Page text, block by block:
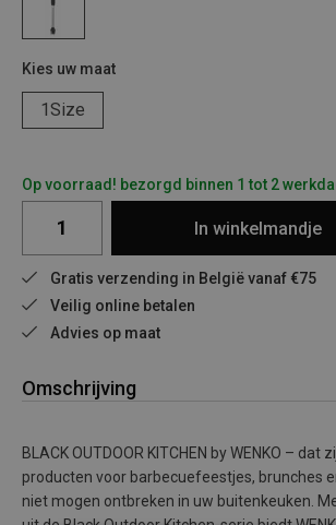
Kies uw maat
1Size
Op voorraad! bezorgd binnen 1 tot 2
In winkelmandje
Gratis verzending in België vanaf €75
Veilig online betalen
Advies op maat
Omschrijving
BLACK OUTDOOR KITCHEN by WENKO – dat
producten voor barbecuefeestjes, brunches
niet mogen ontbreken in uw buitenkeuken.